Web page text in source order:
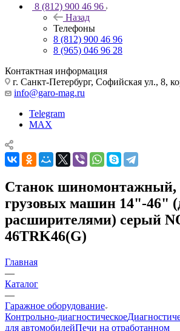
8 (812) 900 46 96
Назад
Телефоны
8 (812) 900 46 96
8 (965) 046 96 28
Контактная информация
г. Санкт-Петербург, Софийская ул., 8,
info@garo-mag.ru
Telegram
MAX
Станок шиномонтажный,
грузовых машин 14"-46"
расширителями) серый
46TRK46(G)
Главная
—
Каталог
—
Гаражное оборудование
Контрольно-диагностическое
для автомобилейПечи на отработанном